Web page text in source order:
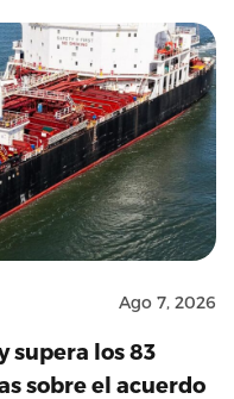
Ago 7, 2026
supera los 83
sobre el acuerdo